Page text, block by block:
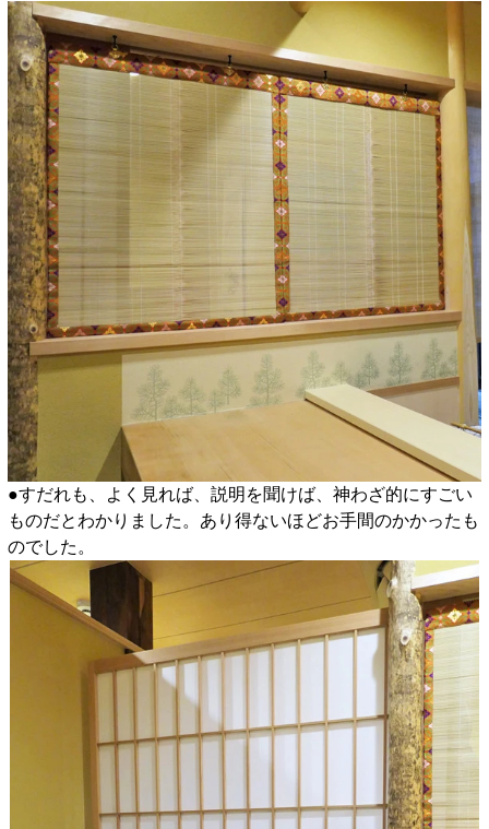
●すだれも、よく見れば、説明を聞けば、神わざ的にすごい
ものだとわかりました。あり得ないほどお手間のかかったも
のでした。